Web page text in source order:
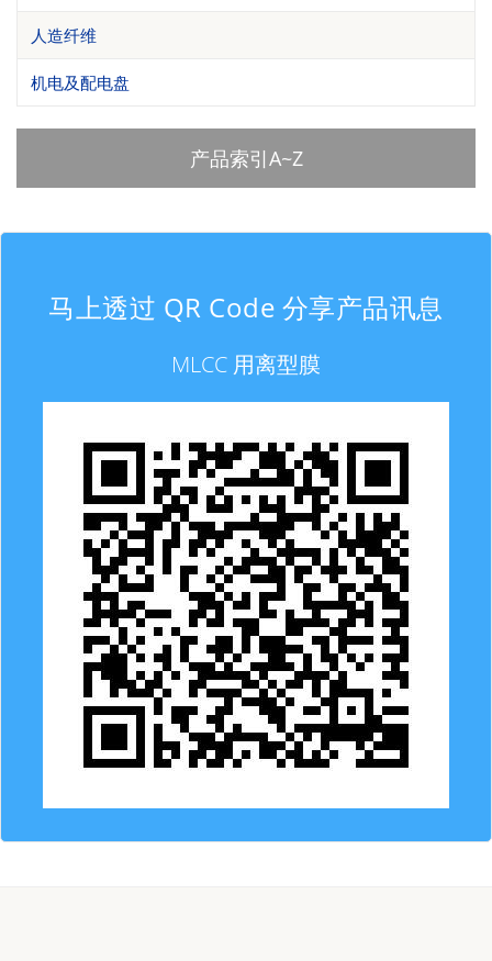
人造纤维
机电及配电盘
产品索引A~Z
马上透过 QR Code 分享产品讯息
MLCC 用离型膜